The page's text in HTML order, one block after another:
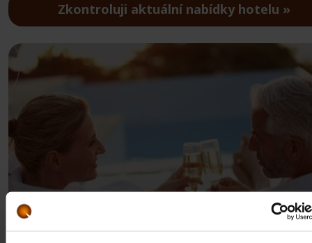
Zkontroluji aktuální nabídky hotelu
Top nabídka